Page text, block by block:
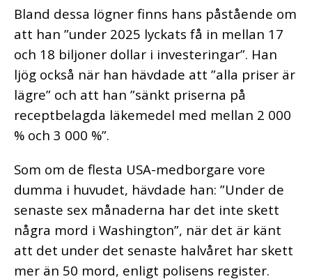
Bland dessa lögner finns hans påstående om
att han ”under 2025 lyckats få in mellan 17
och 18 biljoner dollar i investeringar”. Han
ljög också när han hävdade att ”alla priser är
lägre” och att han ”sänkt priserna på
receptbelagda läkemedel med mellan 2 000
% och 3 000 %”.
Som om de flesta USA-medborgare vore
dumma i huvudet, hävdade han: ”Under de
senaste sex månaderna har det inte skett
några mord i Washington”, när det är känt
att det under det senaste halvåret har skett
mer än 50 mord, enligt polisens register.